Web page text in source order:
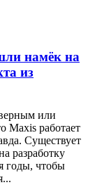
намёк на
из
или
Maxis работает
Существует
разработку
годы, чтобы